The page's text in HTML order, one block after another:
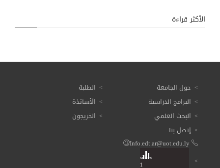
الأكثر قراءة
حول الجامعة
البرامج الدراسية
البحث العلمي
الطلبة
الأساتذة
الخريجون
إتصل بنا
Info.edt.ar@uot.edu.ly
Total: 3 615 301
Visitors